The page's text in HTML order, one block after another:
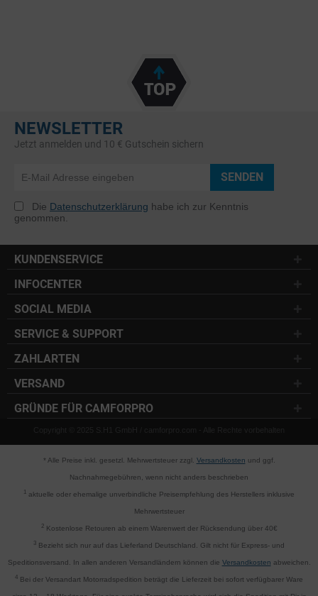
NEWSLETTER
Jetzt anmelden und 10 € Gutschein sichern
SENDEN
Die Datenschutzerklärung habe ich zur Kenntnis
genommen.
KUNDENSERVICE
INFOCENTER
SOCIAL MEDIA
SERVICE & SUPPORT
ZAHLARTEN
VERSAND
GRÜNDE FÜR CAMFORPRO
Copyright © 2025 S.H1 GmbH / camforpro.com - Alle Rechte vorbehalten
* Alle Preise inkl. gesetzl. Mehrwertsteuer zzgl. Versandkosten und ggf.
Nachnahmegebühren, wenn nicht anders beschrieben
aktuelle oder ehemalige unverbindliche Preisempfehlung des Herstellers inklusive
Mehrwertsteuer
2Kostenlose Retouren ab einem Warenwert der Rücksendung über 40€
3 Bezieht sich nur auf das Lieferland Deutschland. Gilt nicht für Express- und
Speditionsversand. In allen anderen Versandländern können die Versandkosten abweichen.
4 Bei der Versandart Motorradspedition beträgt die Lieferzeit bei sofort verfügbarer Ware